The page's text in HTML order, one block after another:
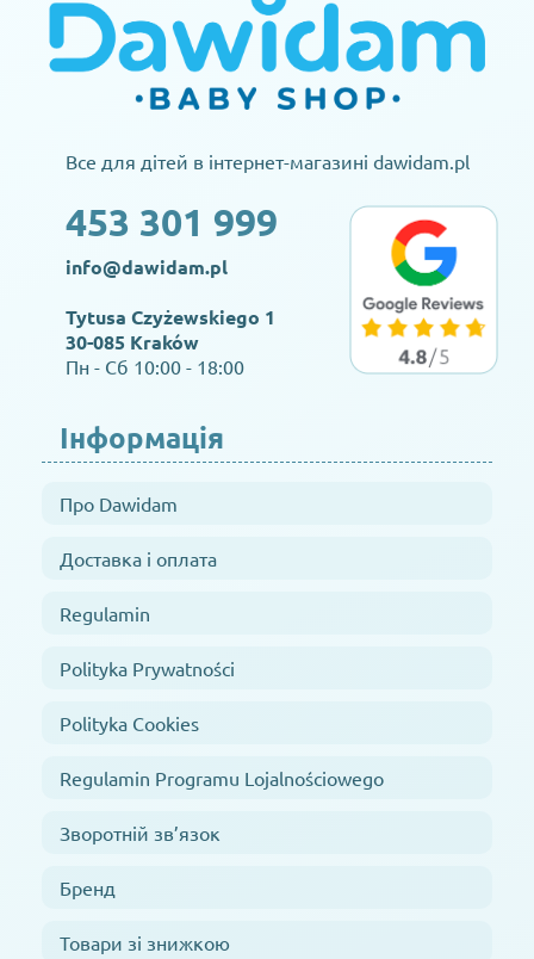
Все для дітей в інтернет-магазині dawidam.pl
453 301 999
info@dawidam.pl
Tytusa Czyżewskiego 1
30-085 Kraków
Пн - Сб 10:00 - 18:00
Інформація
Про Dawidam
Доставка і оплата
Regulamin
Polityka Prywatności
Polityka Cookies
Regulamin Programu Lojalnościowego
Зворотній зв’язок
Бренд
Товари зі знижкою